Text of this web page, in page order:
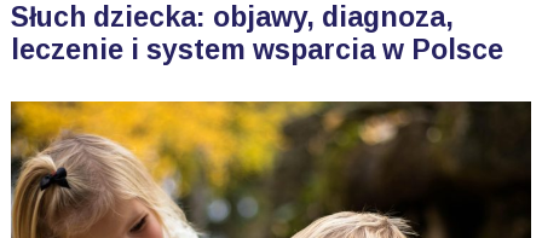
Słuch dziecka: objawy, diagnoza,
leczenie i system wsparcia w Polsce